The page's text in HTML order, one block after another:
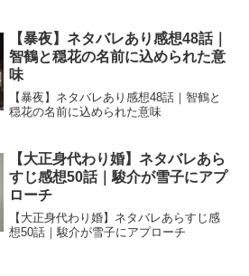
【暴夜】ネタバレあり感想48話｜
智鶴と穏花の名前に込められた意
味
【暴夜】ネタバレあり感想48話｜智鶴と
穏花の名前に込められた意味
【大正身代わり婚】ネタバレあら
すじ感想50話｜駿介が雪子にアプ
ローチ
【大正身代わり婚】ネタバレあらすじ感
想50話｜駿介が雪子にアプローチ